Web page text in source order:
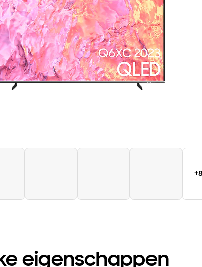
eigenschappen